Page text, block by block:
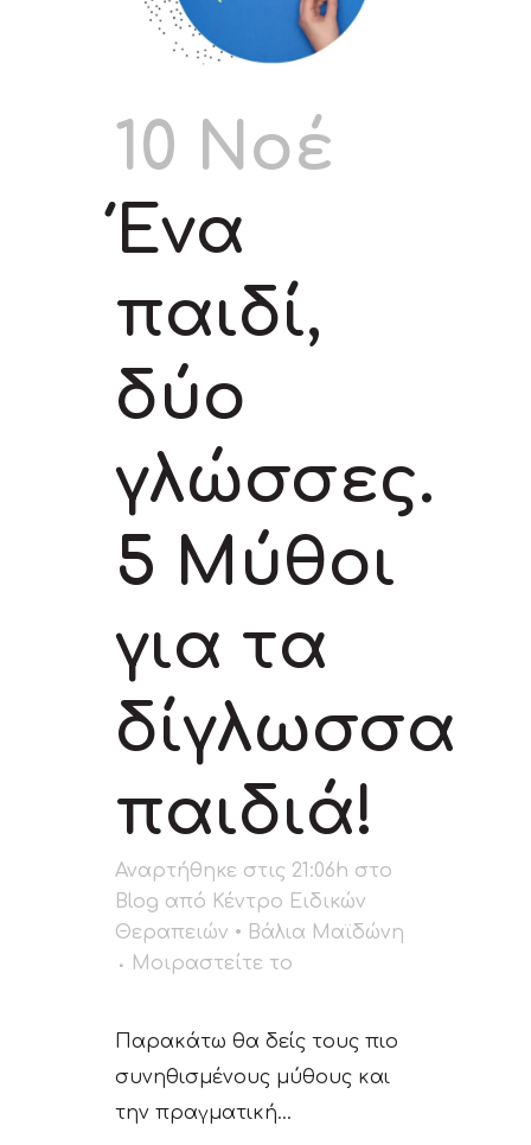
10 Νοέ
Ένα
παιδί,
δύο
γλώσσες.
5 Μύθοι
για τα
δίγλωσσα
παιδιά!
Αναρτήθηκε στις 21:06h στο
Blog από Κέντρο Ειδικών
Θεραπειών • Βάλια Μαϊδώνη
Μοιραστείτε το
Παρακάτω θα δείς τους πιο
συνηθισμένους μύθους και
την πραγματική...